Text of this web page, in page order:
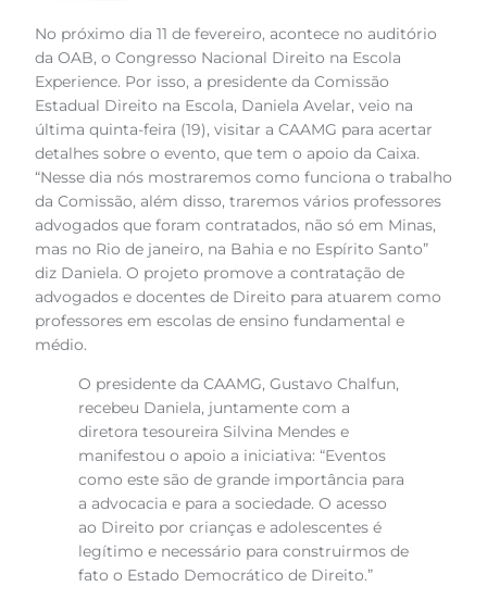
No próximo dia 11 de fevereiro, acontece no auditório
da OAB, o Congresso Nacional Direito na Escola
Experience. Por isso, a presidente da Comissão
Estadual Direito na Escola, Daniela Avelar, veio na
última quinta-feira (19), visitar a CAAMG para acertar
detalhes sobre o evento, que tem o apoio da Caixa.
“Nesse dia nós mostraremos como funciona o trabalho
da Comissão, além disso, traremos vários professores
advogados que foram contratados, não só em Minas,
mas no Rio de janeiro, na Bahia e no Espírito Santo”
diz Daniela. O projeto promove a contratação de
advogados e docentes de Direito para atuarem como
professores em escolas de ensino fundamental e
médio.
O presidente da CAAMG, Gustavo Chalfun,
recebeu Daniela, juntamente com a
diretora tesoureira Silvina Mendes e
manifestou o apoio a iniciativa: “Eventos
como este são de grande importância para
a advocacia e para a sociedade. O acesso
ao Direito por crianças e adolescentes é
legítimo e necessário para construirmos de
fato o Estado Democrático de Direito.”